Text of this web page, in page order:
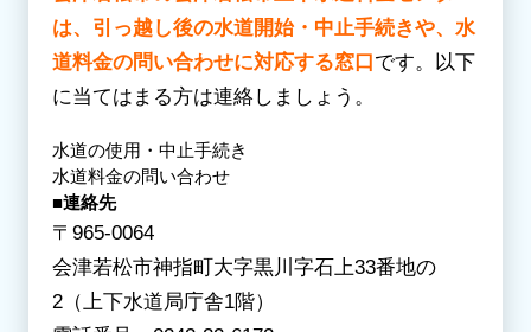
名取市
【は行】
東松島市
宮城郡七ヶ浜町/宮城郡松島町
町
【わ行】
亘理郡山元町 亘理郡亘理町
【な行】
中島村 / 浪江町 / 楢葉町 / 西会津町 / 西郷村 /
二本松市
【は行】
福島市/ 塙町 / 磐梯町 / 檜枝岐村 / 平田村 / 広
野町 / 双葉町 / 古殿町
【ま行】
三島町 / 南会津町 / 南相馬市 /三春町/本宮市
【や行】
は、引っ越し後の水道開始・中止手続きや、水
道料金の問い合わせに対応する窓口です。以下
に当てはまる方は連絡しましょう。
水道の使用・中止手続き
水道料金の問い合わせ
■連絡先
〒965-0064
会津若松市神指町大字黒川字石上33番地の
2（上下水道局庁舎1階）